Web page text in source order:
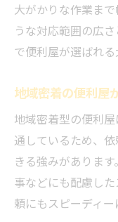
大がかりな作業ま
うな対応範囲の広
で便利屋が選ばれる
地域密着の便利屋
地域密着型の便利
通しているため、
きる強みがありま
事などにも配慮し
頼にもスピーディー